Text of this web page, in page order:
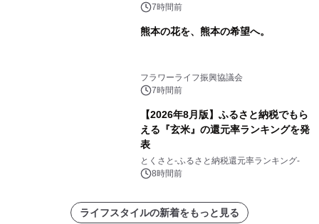
7時間前
熊本の花を、熊本の希望へ。
フラワーライフ振興協議会
7時間前
【2026年8月版】ふるさと納税でもら
える『玄米』の還元率ランキングを発
表
とくさと-ふるさと納税還元率ランキング-
8時間前
ライフスタイルの新着をもっと見る